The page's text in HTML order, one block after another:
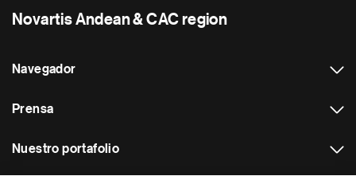
Novartis Andean & CAC region
Navegador
Prensa
Nuestro portafolio